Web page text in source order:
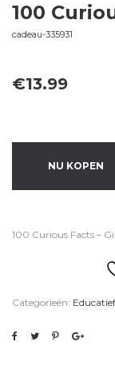
100
cadeau-335931
€13.99
NU KOPEN
100 Curious Facts –
Categorieën: